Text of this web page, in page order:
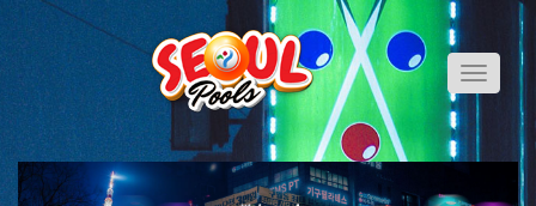
Toggle
Previous Next